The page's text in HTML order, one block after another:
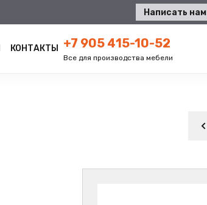
Написать нам
КОНТАКТЫ +7 905 415-10-52
Все для производства мебели